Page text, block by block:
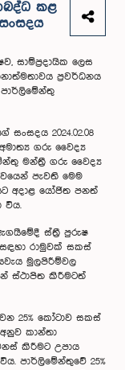
කළ
සාම්ප්‍රදායික ලෙස
ප්‍රවර්ධනය
2024.02.08
අමාත්‍ය ගරු වෛද්‍ය
මන්ත්‍රී ගරු වෛද්‍ය
පැවති මෙම
අදාළ යෝජිත පනත්
විය.
ස්ත්‍රී පුරුෂ
රාමුවක් සකස්
මුලපිරීම්වල
ස්ථාපිත කිරීමටත්
25% කෝටාව සකස්
කාන්තා
කිරීමට උපාය
පාර්ලිමේන්තුවේ 25%